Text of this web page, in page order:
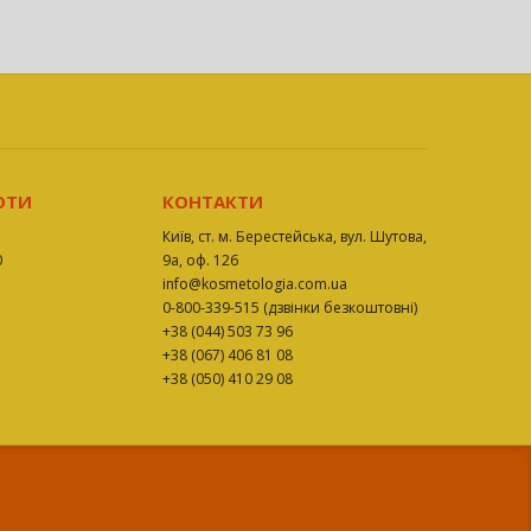
КОНТАКТИ
Київ, ст. м. Берестейська, вул. Шутова,
9а, оф. 126
info@kosmetologia.com.ua
0-800-339-515 (дзвінки безкоштовні)
+38 (044) 503 73 96
+38 (067) 406 81 08
+38 (050) 410 29 08